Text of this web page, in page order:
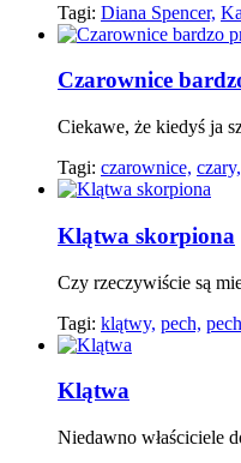
Tagi: Diana Spencer,
Czarownice
Ciekawe, że kiedyś ja
Tagi: czarownice, czary,
Klątwa skorpiona
Czy rzeczywiście są
Tagi: klątwy, pech,
Klątwa
Niedawno właściciele